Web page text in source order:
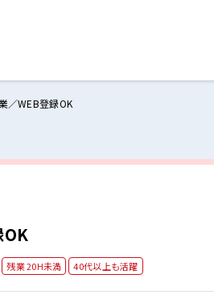
／WEB登録OK
OK
残業 20H未満 40代以上も活躍